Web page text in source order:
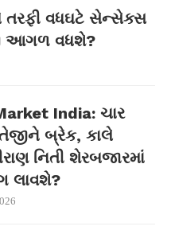
વધઘટે સેન્સેક્સ
આગળ વધશે?
India: ચાર
બ્રેક, કાલે
નિતી શેરબજારમાં
લાવશે?